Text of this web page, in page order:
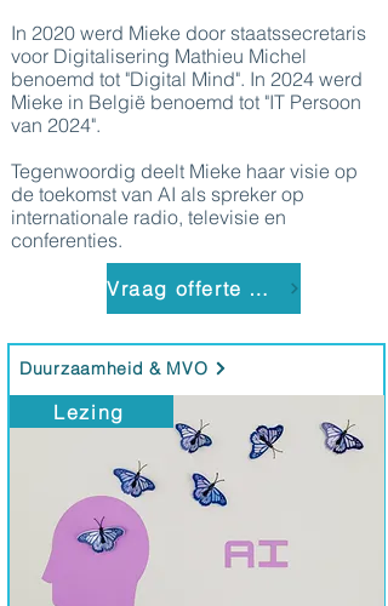
In 2020 werd Mieke door staatssecretaris
voor Digitalisering Mathieu Michel
benoemd tot "Digital Mind". In 2024 werd
Mieke in België benoemd tot "IT Persoon
van 2024".
Tegenwoordig deelt Mieke haar visie op
de toekomst van AI als spreker op
internationale radio, televisie en
conferenties.
Vraag offerte aan
Duurzaamheid & MVO
Lezing